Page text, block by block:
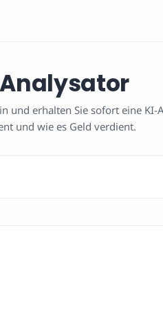
und erhalten Sie sofort eine
und wie es Geld verdient.